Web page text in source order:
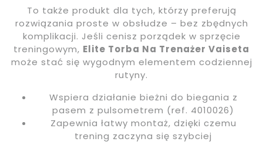
To także produkt dla tych, którzy preferują
rozwiązania proste w obsłudze – bez zbędnych
komplikacji. Jeśli cenisz porządek w sprzęcie
treningowym, Elite Torba Na Trenażer Vaiseta
może stać się wygodnym elementem codziennej
rutyny.
Wspiera działanie bieżni do biegania z
pasem z pulsometrem (ref. 4010026)
Zapewnia łatwy montaż, dzięki czemu
trening zaczyna się szybciej